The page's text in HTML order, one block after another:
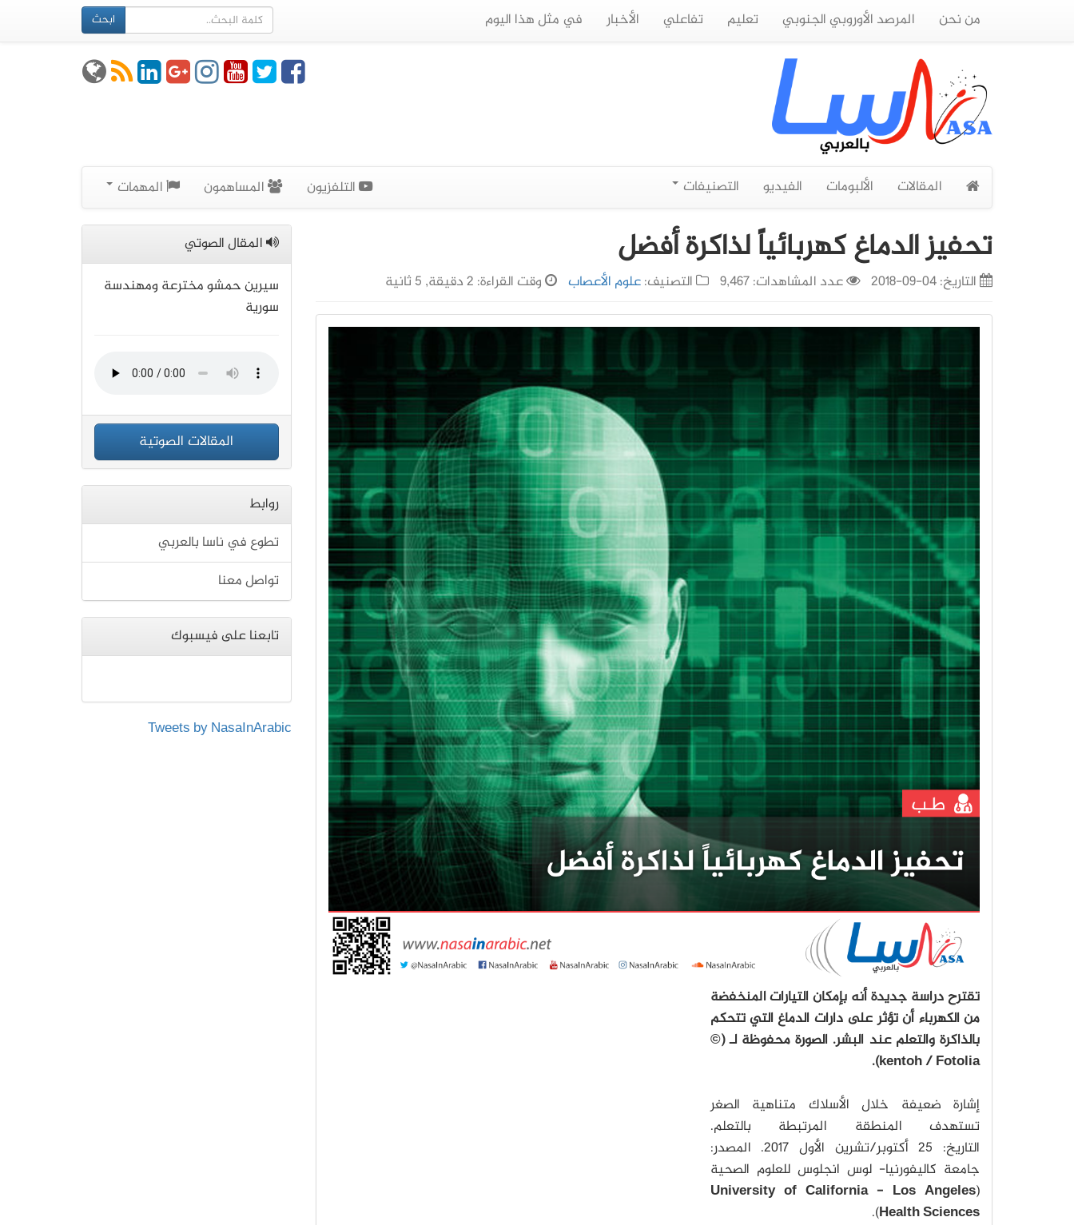
من نحن المرصد الأوروبي الجنوبي تعليم تفاعلي الأخبار في مثل هذا اليوم ابحث
المقالات الألبومات الفيديو التصنيفات التلفزيون المساهمون المهمات
تحفيز الدماغ كهربائياً لذاكرة أفضل
التاريخ:04-09-2018 عدد المشاهدات: 9,467 التصنيف:علوم الأعصاب وقت القراءة: 2 دقيقة, 5 ثانية
تقترح دراسة جديدة أنه بإمكان التيارات المنخفضة
من الكهرباء أن تؤثر على دارات الدماغ التي تتحكم
بالذاكرة والتعلم عند البشر. الصورة محفوظة لـ (©
kentoh / Fotolia).
إشارة ضعيفة خلال الأسلاك متناهية الصغر
تستهدف المنطقة المرتبطة بالتعلم.
التاريخ: 25 أكتوبر/تشرين الأول 2017. المصدر:
جامعة كاليفورنيا- لوس انجلوس للعلوم الصحية
(
University of California - Los Angeles
Health Sciences
).
المقال الصوتي
سيرين حمشو مخترعة ومهندسة
سورية
المقالات الصوتية
روابط
تطوع في ناسا بالعربي
تواصل معنا
تابعنا على فيسبوك
Tweets by NasaInArabic